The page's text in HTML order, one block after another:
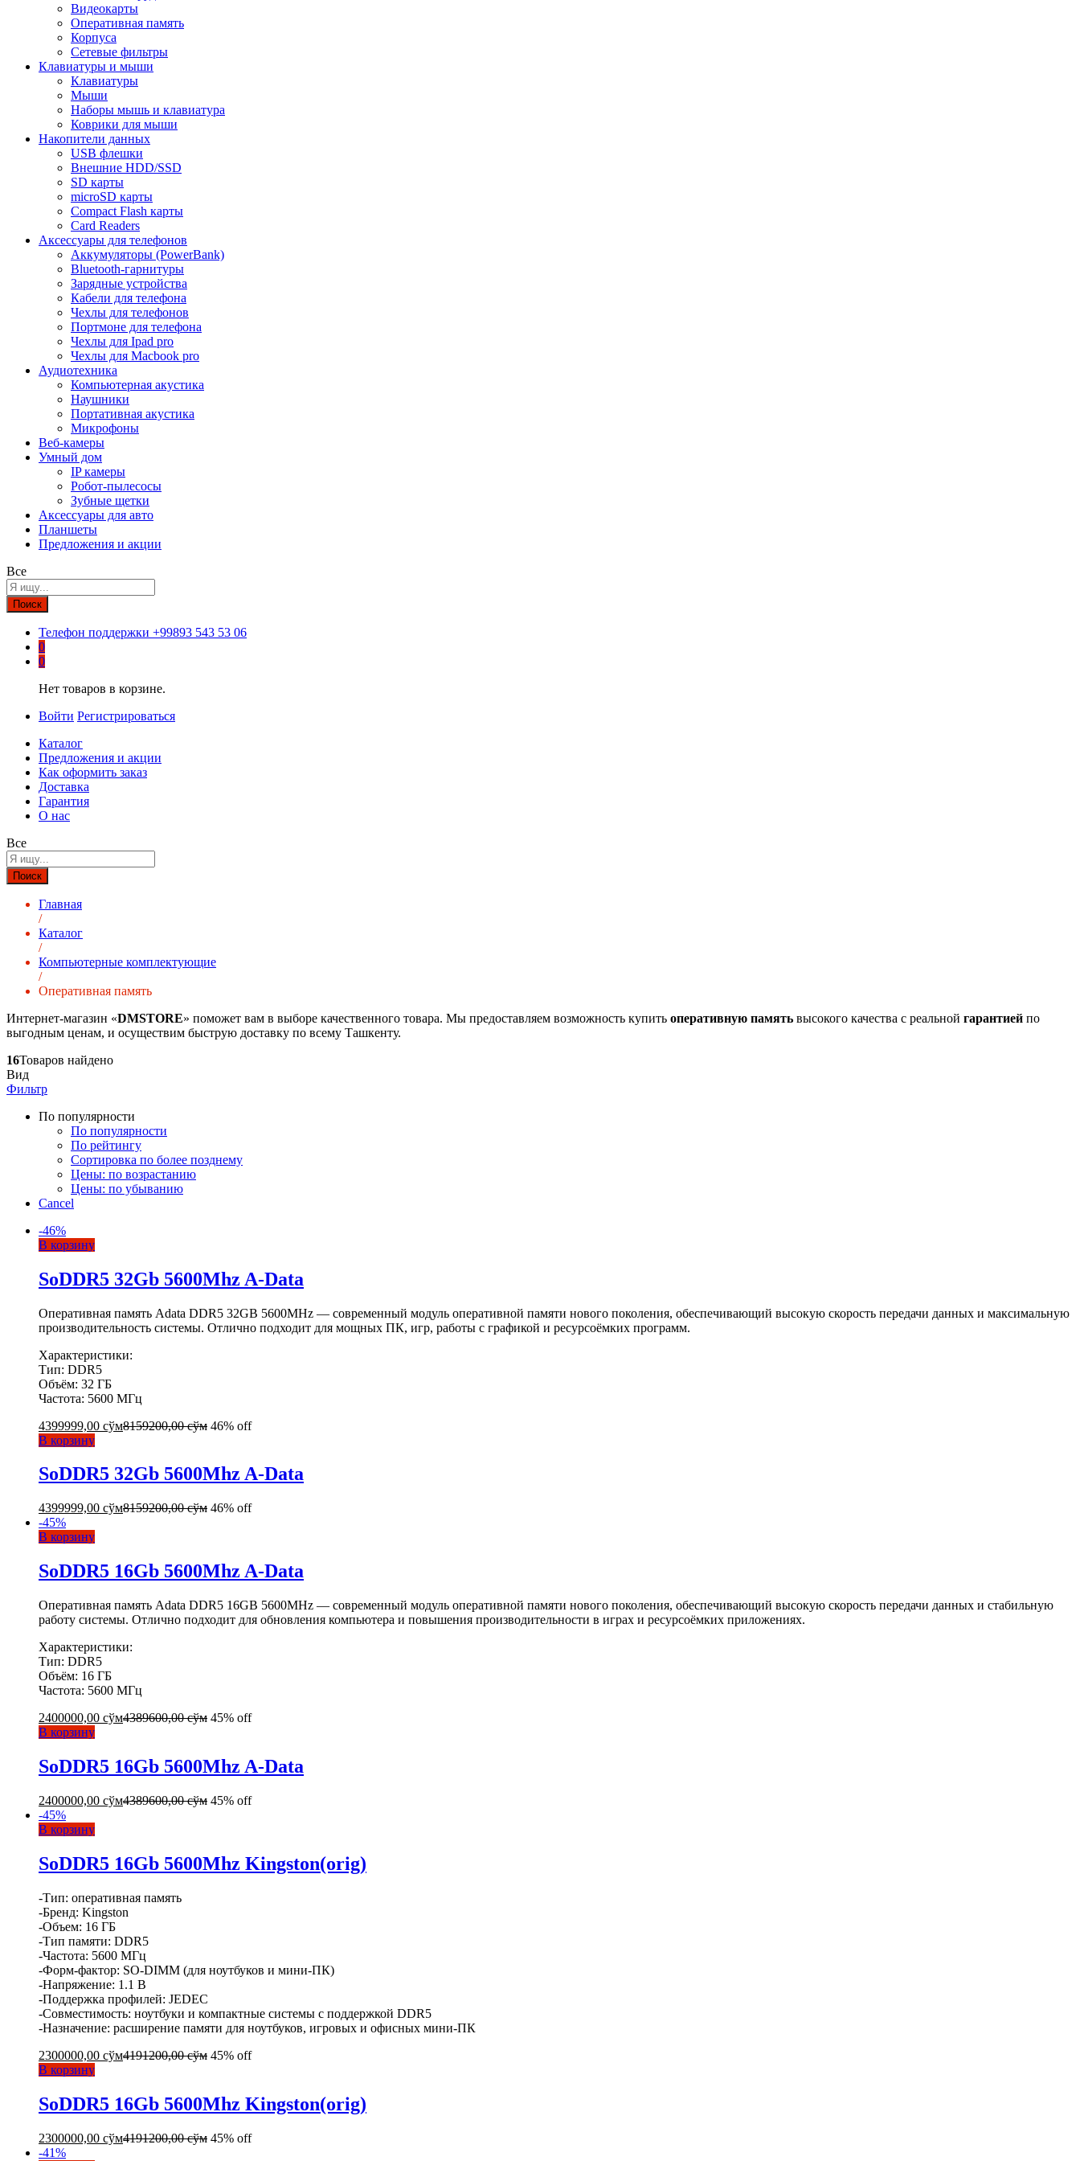
Видеокарты
Оперативная память
Корпуса
Сетевые фильтры
Клавиатуры и мыши
Клавиатуры
Мыши
Наборы мышь и клавиатура
Коврики для мыши
Накопители данных
USB флешки
Внешние HDD/SSD
SD карты
microSD карты
Compact Flash карты
Card Readers
Аксессуары для телефонов
Аккумуляторы (PowerBank)
Bluetooth-гарнитуры
Зарядные устройства
Кабели для телефона
Чехлы для телефонов
Портмоне для телефона
Чехлы для Ipad pro
Чехлы для Macbook pro
Аудиотехника
Компьютерная акустика
Наушники
Портативная акустика
Микрофоны
Веб-камеры
Умный дом
IP камеры
Робот-пылесосы
Зубные щетки
Аксессуары для авто
Планшеты
Предложения и акции
Все
Поиск
Телефон поддержки +99893 543 53 06
0
0
Нет товаров в корзине.
Войти Регистрироваться
Каталог
Предложения и акции
Как оформить заказ
Доставка
Гарантия
О нас
Все
Поиск
Главная
/
Каталог
/
Компьютерные комплектующие
/
Оперативная память
Интернет-магазин «DMSTORE» поможет вам в выборе качественного товара. Мы предоставляем возможность купить оперативную память высокого качества с реальной гарантией по
выгодным ценам, и осуществим быструю доставку по всему Ташкенту.
16Товаров найдено
Вид
Фильтр
По популярности
По популярности
По рейтингу
Сортировка по более позднему
Цены: по возрастанию
Цены: по убыванию
Cancel
-46%
В корзину
SoDDR5 32Gb 5600Mhz A-Data
Оперативная память Adata DDR5 32GB 5600MHz — современный модуль оперативной памяти нового поколения, обеспечивающий высокую скорость передачи данных и максимальную
производительность системы. Отлично подходит для мощных ПК, игр, работы с графикой и ресурсоёмких программ.
Характеристики:
Тип: DDR5
Объём: 32 ГБ
Частота: 5600 МГц
4399999,00 сўм8159200,00сўм 46% off
В корзину
SoDDR5 32Gb 5600Mhz A-Data
4399999,00 сўм8159200,00сўм 46% off
-45%
В корзину
SoDDR5 16Gb 5600Mhz A-Data
Оперативная память Adata DDR5 16GB 5600MHz — современный модуль оперативной памяти нового поколения, обеспечивающий высокую скорость передачи данных и стабильную
работу системы. Отлично подходит для обновления компьютера и повышения производительности в играх и ресурсоёмких приложениях.
Характеристики:
Тип: DDR5
Объём: 16 ГБ
Частота: 5600 МГц
2400000,00 сўм4389600,00сўм 45% off
В корзину
SoDDR5 16Gb 5600Mhz A-Data
2400000,00 сўм4389600,00сўм 45% off
-45%
В корзину
SoDDR5 16Gb 5600Mhz Kingston(orig)
-Тип: оперативная память
-Бренд: Kingston
-Объем: 16 ГБ
-Тип памяти: DDR5
-Частота: 5600 МГц
-Форм-фактор: SO-DIMM (для ноутбуков и мини-ПК)
-Напряжение: 1.1 В
-Поддержка профилей: JEDEC
-Совместимость: ноутбуки и компактные системы с поддержкой DDR5
-Назначение: расширение памяти для ноутбуков, игровых и офисных мини-ПК
2300000,00 сўм4191200,00сўм 45% off
В корзину
SoDDR5 16Gb 5600Mhz Kingston(orig)
2300000,00 сўм4191200,00сўм 45% off
-41%